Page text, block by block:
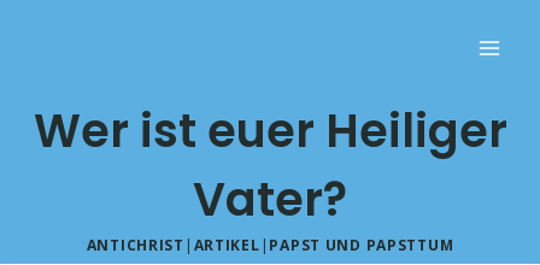
Wer ist euer Heiliger
Vater?
ANTICHRIST | ARTIKEL | PAPST UND PAPSTTUM